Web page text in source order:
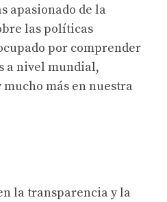
apasionado de la
las políticas
por comprender
a nivel mundial,
más en nuestra
la transparencia y la